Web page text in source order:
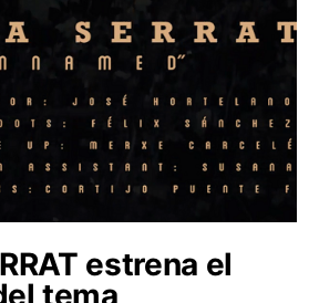
estrena el
tema